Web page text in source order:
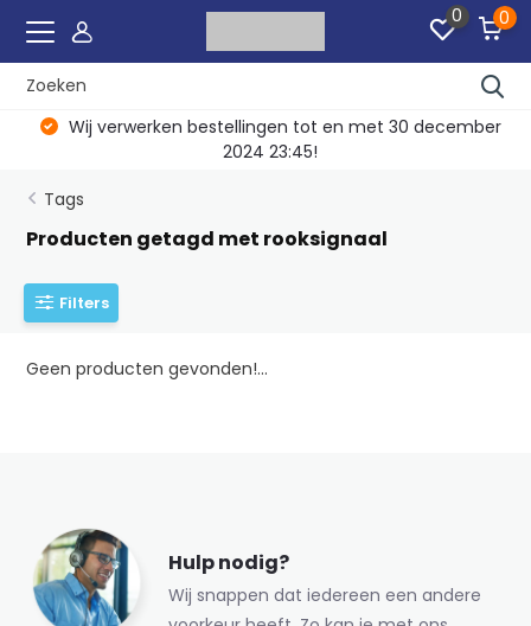
0 0
Wij verwerken bestellingen tot en met 30 december
2024 23:45!
Tags
Producten getagd met rooksignaal
Filters
Geen producten gevonden!...
Hulp nodig?
Wij snappen dat iedereen een andere